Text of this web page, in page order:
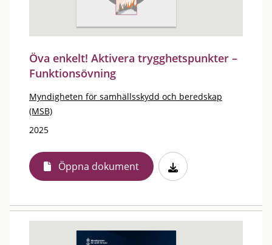
Öva enkelt! Aktivera trygghetspunkter –
Funktionsövning
Myndigheten för samhällsskydd och beredskap
(MSB)
2025
Öppna dokument